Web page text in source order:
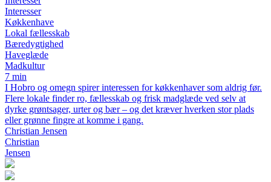
Interesser
Køkkenhave
Lokal fællesskab
Bæredygtighed
Haveglæde
Madkultur
7 min
I Hobro og omegn spirer interessen for køkkenhaver som aldrig før.
Flere lokale finder ro, fællesskab og frisk madglæde ved selv at
dyrke grøntsager, urter og bær – og det kræver hverken stor plads
eller grønne fingre at komme i gang.
Christian Jensen
Christian
Jensen